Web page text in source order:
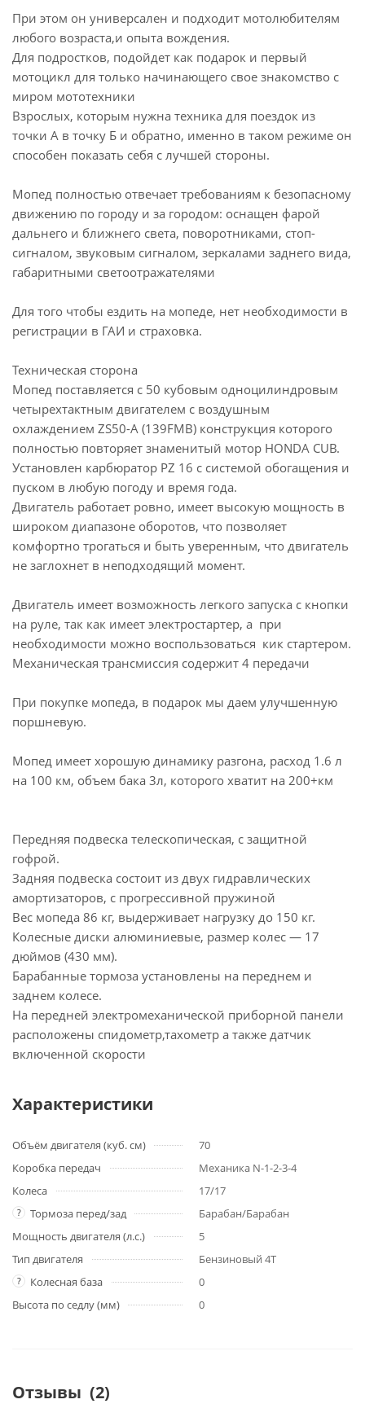
При этом он универсален и подходит мотолюбителям
любого возраста,и опыта вождения.
Для подростков, подойдет как подарок и первый
мотоцикл для только начинающего свое знакомство с
миром мототехники
Взрослых, которым нужна техника для поездок из
точки А в точку Б и обратно, именно в таком режиме он
способен показать себя с лучшей стороны.
Мопед полностью отвечает требованиям к безопасному
движению по городу и за городом: оснащен фарой
дальнего и ближнего света, поворотниками, стоп-
сигналом, звуковым сигналом, зеркалами заднего вида,
габаритными светоотражателями
Для того чтобы ездить на мопеде, нет необходимости в
регистрации в ГАИ и страховка.
Техническая сторона
Мопед поставляется с 50 кубовым одноцилиндровым
четырехтактным двигателем с воздушным
охлаждением ZS50-A (139FMB) конструкция которого
полностью повторяет знаменитый мотор HONDA CUB.
Установлен карбюратор PZ 16 с системой обогащения и
пуском в любую погоду и время года.
Двигатель работает ровно, имеет высокую мощность в
широком диапазоне оборотов, что позволяет
комфортно трогаться и быть уверенным, что двигатель
не заглохнет в неподходящий момент.
Двигатель имеет возможность легкого запуска с кнопки
на руле, так как имеет электростартер, а при
необходимости можно воспользоваться кик стартером.
Механическая трансмиссия содержит 4 передачи
При покупке мопеда, в подарок мы даем улучшенную
поршневую.
Мопед имеет хорошую динамику разгона, расход 1.6 л
на 100 км, объем бака 3л, которого хватит на 200+км
Передняя подвеска телескопическая, с защитной
гофрой.
Задняя подвеска состоит из двух гидравлических
амортизаторов, с прогрессивной пружиной
Вес мопеда 86 кг, выдерживает нагрузку до 150 кг.
Колесные диски алюминиевые, размер колес — 17
дюймов (430 мм).
Барабанные тормоза установлены на переднем и
заднем колесе.
На передней электромеханической приборной панели
расположены спидометр,тахометр а также датчик
включенной скорости
Характеристики
Объём двигателя (куб. см)
70
Коробка передач
Механика N-1-2-3-4
Колеса
17/17
? Тормоза перед/зад
Барабан/Барабан
Мощность двигателя (л.с.)
5
Тип двигателя
Бензиновый 4Т
? Колесная база
0
Высота по седлу (мм)
0
Отзывы (2)